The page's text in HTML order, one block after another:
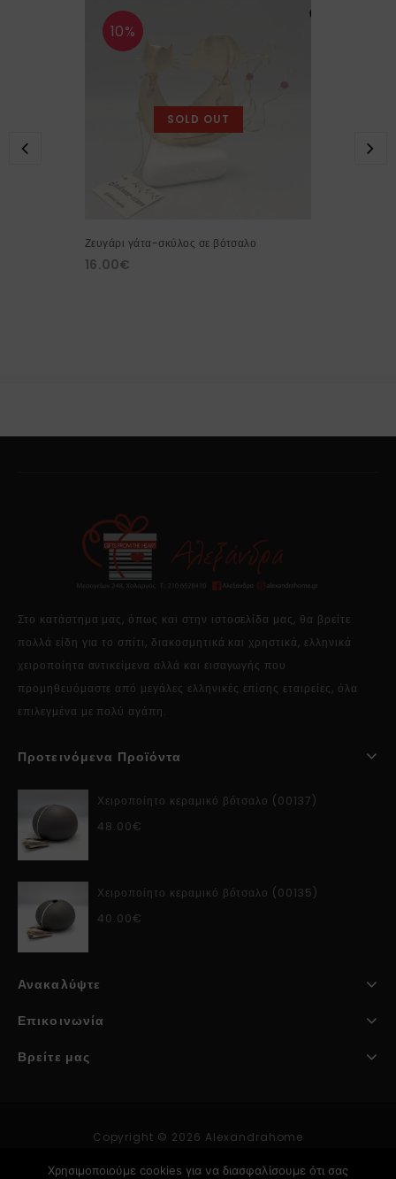
10%
SOLD OUT
Ζευγάρι γάτα-σκύλος σε βότσαλο
16.00€
Στο κατάστημα μας, όπως και στην ιστοσελίδα μας, θα βρείτε
πολλά είδη για το σπίτι, διακοσμητικά και χρηστικά, ελληνικά
χειροποίητα αντικείμενα αλλά και εισαγωγής που
προμηθευόμαστε από μεγάλες ελληνικές επίσης εταιρείες, όλα
επιλεγμένα με πολύ αγάπη.
Προτεινόμενα Προϊόντα
Χειροποίητο κεραμικό βότσαλο (00137)
48.00€
Χειροποίητο κεραμικό βότσαλο (00135)
40.00€
Ανακαλύψτε
Επικοινωνία
Βρείτε μας
Copyright © 2026 Alexandrahome
Χρησιμοποιούμε cookies για να διασφαλίσουμε ότι σας